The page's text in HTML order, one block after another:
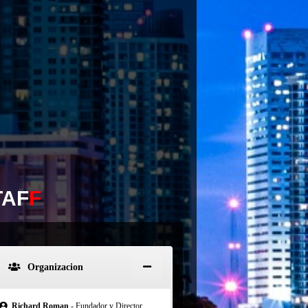
F
Organizacion
Richard Roman - Fundador y Director